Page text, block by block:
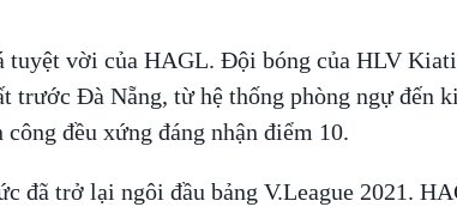
tuyệt vời của HAGL. Đội bóng của HLV
trước Đà Nẵng, từ hệ thống phòng ngự đến
đều xứng đáng nhận điểm 10.
đã trở lại ngôi đầu bảng V.League 2021.